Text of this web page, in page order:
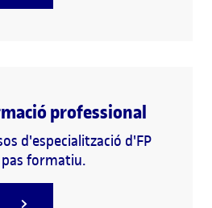
professional
d'especialització d'FP
formatiu.